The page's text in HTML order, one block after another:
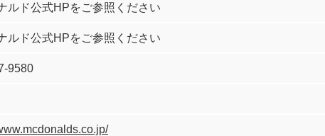
ルド公式HPをご参照ください
ルド公式HPをご参照ください
9580